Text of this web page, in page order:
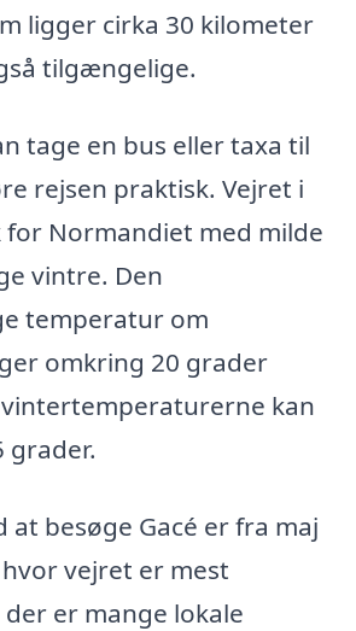
ligger cirka 30 kilometer
tilgængelige.
tage en bus eller taxa til
rejsen praktisk. Vejret i
for Normandiet med milde
vintre. Den
temperatur om
omkring 20 grader
vintertemperaturerne kan
grader.
at besøge Gacé er fra maj
vejret er mest
er mange lokale